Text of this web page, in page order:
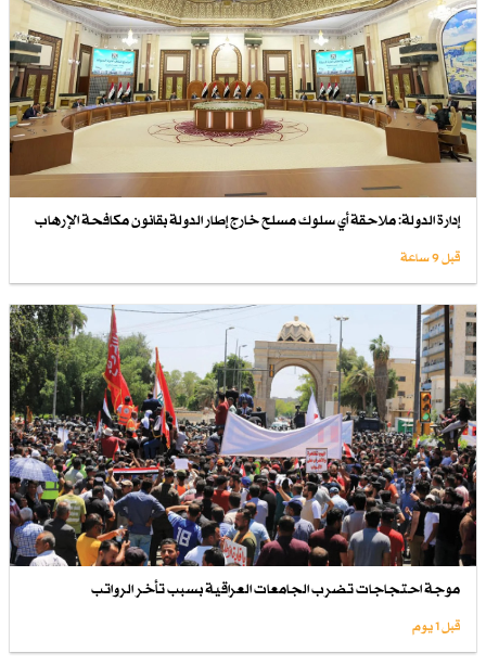
إدارة الدولة: ملاحقة أي سلوك مسلح خارج إطار الدولة بقانون مكافحة الإرهاب
قبل 9 ساعة
موجة احتجاجات تضرب الجامعات العراقية بسبب تأخر الرواتب
قبل 1 یوم